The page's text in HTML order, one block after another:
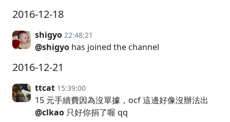
2016-12-18
shigyo 22:48:21
@shigyo has joined the channel
2016-12-21
ttcat 15:39:00
15 元手續費因為沒單據，ocf 這邊好像沒辦法出
@clkao 只好你捐了喔 qq